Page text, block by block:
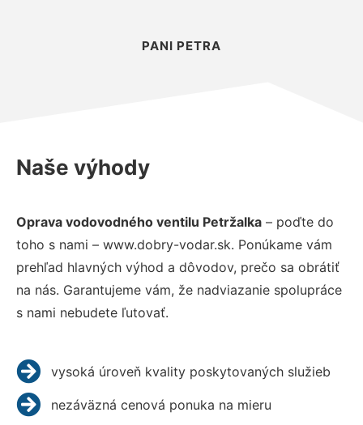
PANI PETRA
Naše výhody
Oprava vodovodného ventilu Petržalka – poďte do
toho s nami – www.dobry-vodar.sk. Ponúkame vám
prehľad hlavných výhod a dôvodov, prečo sa obrátiť
na nás. Garantujeme vám, že nadviazanie spolupráce
s nami nebudete ľutovať.
vysoká úroveň kvality poskytovaných služieb
nezáväzná cenová ponuka na mieru